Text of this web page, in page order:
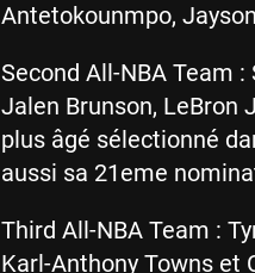
Antetokounmpo,
Second All-NBA Team :
Jalen Brunson, LeBron
plus âgé sélectionné
aussi sa 21eme
Third All-NBA Team :
Karl-Anthony Towns et